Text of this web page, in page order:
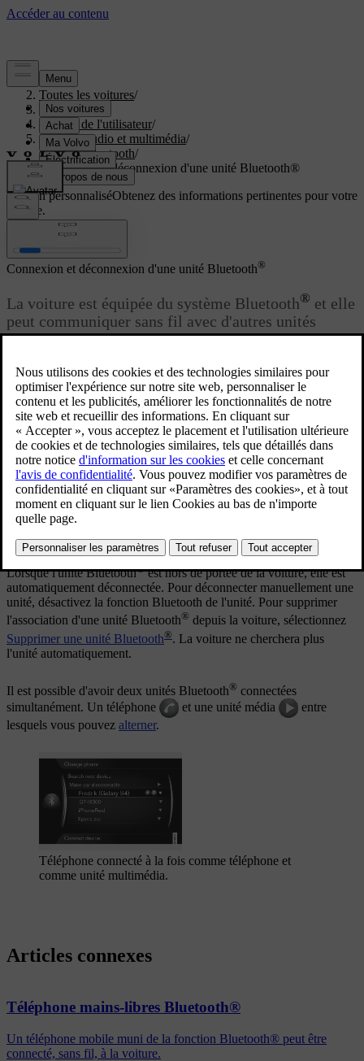
Aide/
Toutes les voitures/
V40 2019/
Manuel de l'utilisateur/
Système audio et multimédia/
Média Bluetooth/
Connexion et déconnexion d'une unité Bluetooth®
Soutien personnaliséObtenez des informations pertinentes pour votre
voiture.
Connexion
Mis à jour 08/06/2023
Connexion et déconnexion d'une unité Bluetooth®
La voiture est équipée du système Bluetooth® et elle
peut communiquer sans fil avec d'autres unités
®
Quinze unités Bluetooth®maximum peuvent être enregistrées.
L'enregistrement est effectué une fois par téléphone. Après son
enregistrement, l'unité n'a plus besoin d'être visible/détectable. Seule
sa fonction Bluetooth®doit être activée.
Lorsque la fonction Bluetooth® est active et que la dernière unité
connectée est à portée, elle est automatiquement connectée à la
voiture au démarrage de celle-ci. Le nom de l'unité connectée
s'affiche sur la vue normale de la source. Pour connecter une autre
Lorsque l'unité Bluetooth®est hors de portée de la voiture, elle est
automatiquement déconnectée. Pour déconnecter manuellement une
unité, désactivez la fonction Bluetooth de l'unité. Pour supprimer
l'association d'une unité Bluetooth® depuis la voiture, sélectionnez
Supprimer une unité Bluetooth®. La voiture ne cherchera plus
l'unité automatiquement.
Il est possible d'avoir deux unités Bluetooth® connectées
simultanément. Un téléphone
et une unité média
entre
lesquels vous pouvez alterner.
Téléphone connecté à la fois comme téléphone et
comme unité multimédia.
Articles connexes
Téléphone mains-libres Bluetooth®
Un téléphone mobile muni de la fonction Bluetooth® peut être
connecté, sans fil, à la voiture.